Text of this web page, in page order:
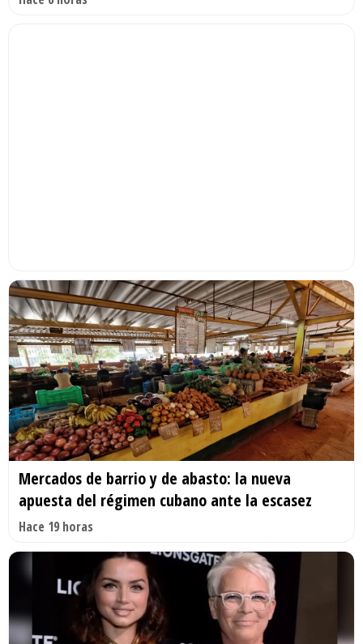
Mercados de barrio y de abasto: la nueva
apuesta del régimen cubano ante la escasez
Hace 19 horas